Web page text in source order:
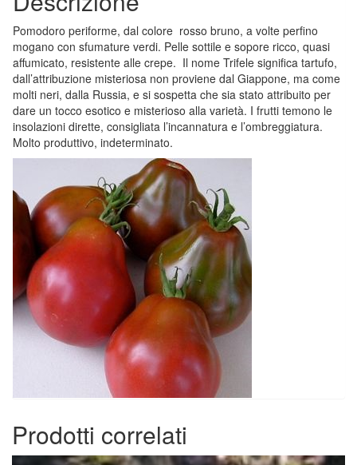
Pomodoro periforme, dal colore rosso bruno, a volte perfino
mogano con sfumature verdi. Pelle sottile e sopore ricco, quasi
affumicato, resistente alle crepe. Il nome Trifele significa tartufo,
dall’attribuzione misteriosa non proviene dal Giappone, ma come
molti neri, dalla Russia, e si sospetta che sia stato attribuito per
dare un tocco esotico e misterioso alla varietà. I frutti temono le
insolazioni dirette, consigliata l’incannatura e l’ombreggiatura.
Molto produttivo, indeterminato.
Prodotti correlati